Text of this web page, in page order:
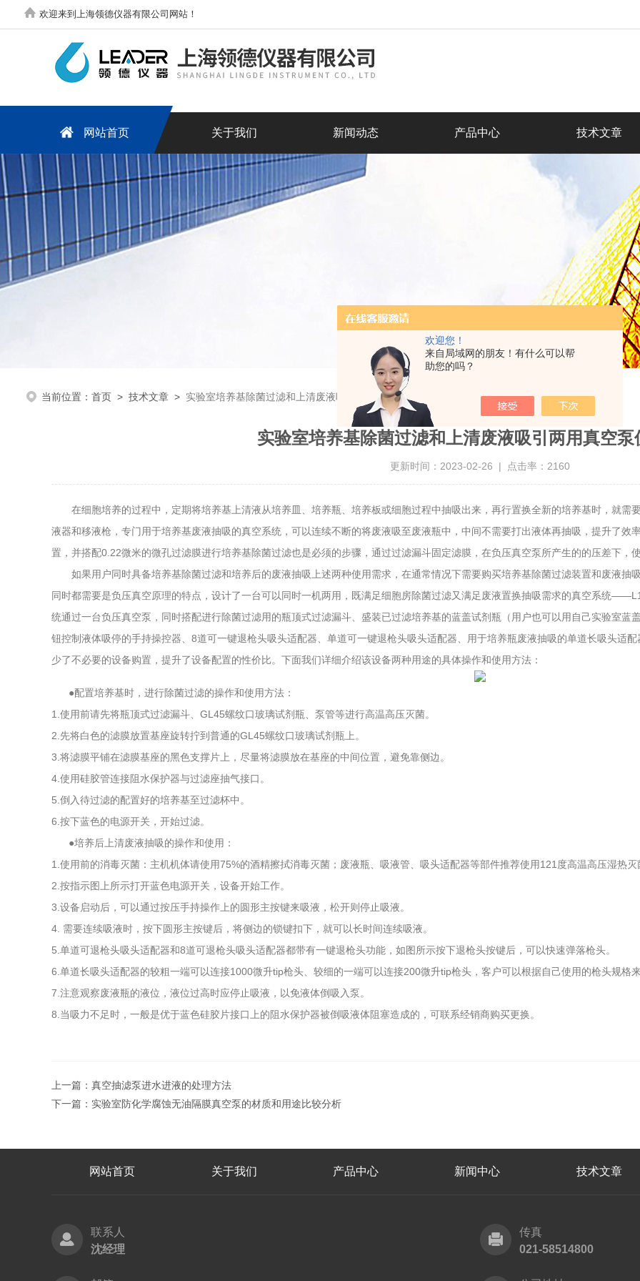
欢迎您！
来自局域网的朋友！有什么可以帮
助您的吗？
欢迎来到上海领德仪器有限公司网站！
网站首页 关于我们 新闻动态 产品中心 技术文章
当前位置： 首页> 技术文章> 实验室培养基除菌过滤和上清废液吸引两用真空泵使用方法
实验室培养基除菌过滤和上清废液吸引两用真空泵
更新时间：2023-02-26 | 点击率：2160
在细胞培养的过程中，定期将培养基上清液从培养皿、培养瓶、培养板或细胞过程中抽吸出来，再行置换全新的培养基时，就需
液器和移液枪，专门用于培养基废液抽吸的真空系统，可以连续不断的将废液吸至废液瓶中，中间不需要打出液体再抽吸，提升了效
置，并搭配0.22微米的微孔过滤膜进行培养基除菌过滤也是必须的步骤，通过过滤漏斗固定滤膜，在负压真空泵所产生的的压差下，
如果用户同时具备培养基除菌过滤和培养后的废液抽吸上述两种使用需求，在通常情况下需要购买培养基除菌过滤装置和废液抽
同时都需要是负压真空原理的特点，设计了一台可以同时一机两用，既满足细胞房除菌过滤又满足废液置换抽吸需求的真空系统
统通过一台负压真空泵，同时搭配进行除菌过滤用的瓶顶式过滤漏斗、盛装已过滤培养基的蓝盖试剂瓶（用户也可以用自己实验室蓝
钮控制液体吸停的手持操控器、8道可一键退枪头吸头适配器、单道可一键退枪头吸头适配器、用于培养瓶废液抽吸的单道长吸头适
少了不必要的设备购置，提升了设备配置的性价比。下面我们详细介绍该设备两种用途的具体操作和使用方法：
●配置培养基时，进行除菌过滤的操作和使用方法：
1.使用前请先将瓶顶式过滤漏斗、GL45螺纹口玻璃试剂瓶、泵管等进行高温高压灭菌。
2.先将白色的滤膜放置基座旋转拧到普通的GL45螺纹口玻璃试剂瓶上。
3.将滤膜平铺在滤膜基座的黑色支撑片上，尽量将滤膜放在基座的中间位置，避免靠侧边。
4.使用硅胶管连接阻水保护器与过滤座抽气接口。
5.倒入待过滤的配置好的培养基至过滤杯中。
6.按下蓝色的电源开关，开始过滤。
●培养后上清废液抽吸的操作和使用：
1.使用前的消毒灭菌：主机机体请使用75%的酒精擦拭消毒灭菌；废液瓶、吸液管、吸头适配器等部件推荐使用121度高温高压湿热灭
2.按指示图上所示打开蓝色电源开关，设备开始工作。
3.设备启动后，可以通过按压手持操作上的圆形主按键来吸液，松开则停止吸液。
4. 需要连续吸液时，按下圆形主按键后，将侧边的锁键扣下，就可以长时间连续吸液。
5.单道可退枪头吸头适配器和8道可退枪头吸头适配器都带有一键退枪头功能，如图所示按下退枪头按键后，可以快速弹落枪头。
6.单道长吸头适配器的较粗一端可以连接1000微升tip枪头、较细的一端可以连接200微升tip枪头，客户可以根据自己使用的枪头规格
7.注意观察废液瓶的液位，液位过高时应停止吸液，以免液体倒吸入泵。
8.当吸力不足时，一般是优于蓝色硅胶片接口上的阻水保护器被倒吸液体阻塞造成的，可联系经销商购买更换。
上一篇： 真空抽滤泵进水进液的处理方法
下一篇： 实验室防化学腐蚀无油隔膜真空泵的材质和用途比较分析
网站首页 关于我们 产品中心 新闻中心 技术文章
联系人
沈经理
传真
021-58514800